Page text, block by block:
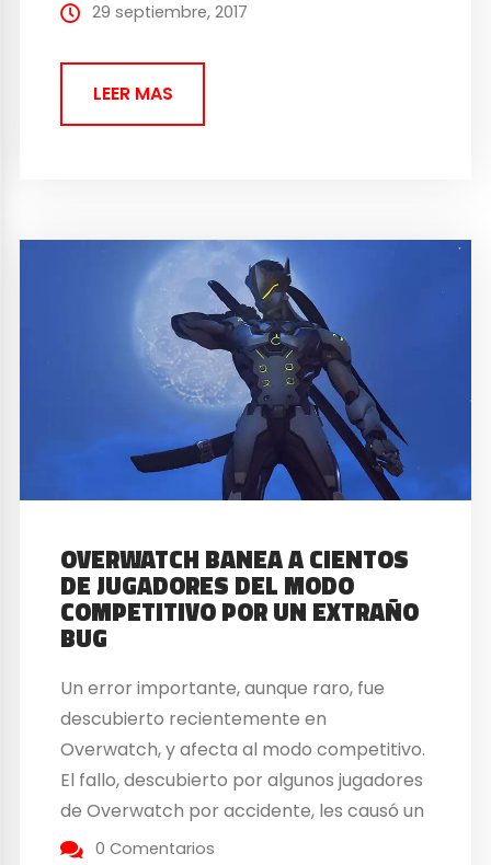
29 septiembre, 2017
LEER MAS
OVERWATCH BANEA A CIENTOS
DE JUGADORES DEL MODO
COMPETITIVO POR UN EXTRAÑO
BUG
Un error importante, aunque raro, fue
descubierto recientemente en
Overwatch, y afecta al modo competitivo.
El fallo, descubierto por algunos jugadores
de Overwatch por accidente, les causó un
baneo instantáneo en el competitivo, y
0 Comentarios